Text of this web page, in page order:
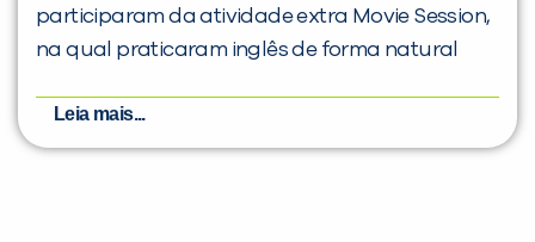
participaram da atividade extra Movie Session,
na qual praticaram inglês de forma natural
Leia mais...